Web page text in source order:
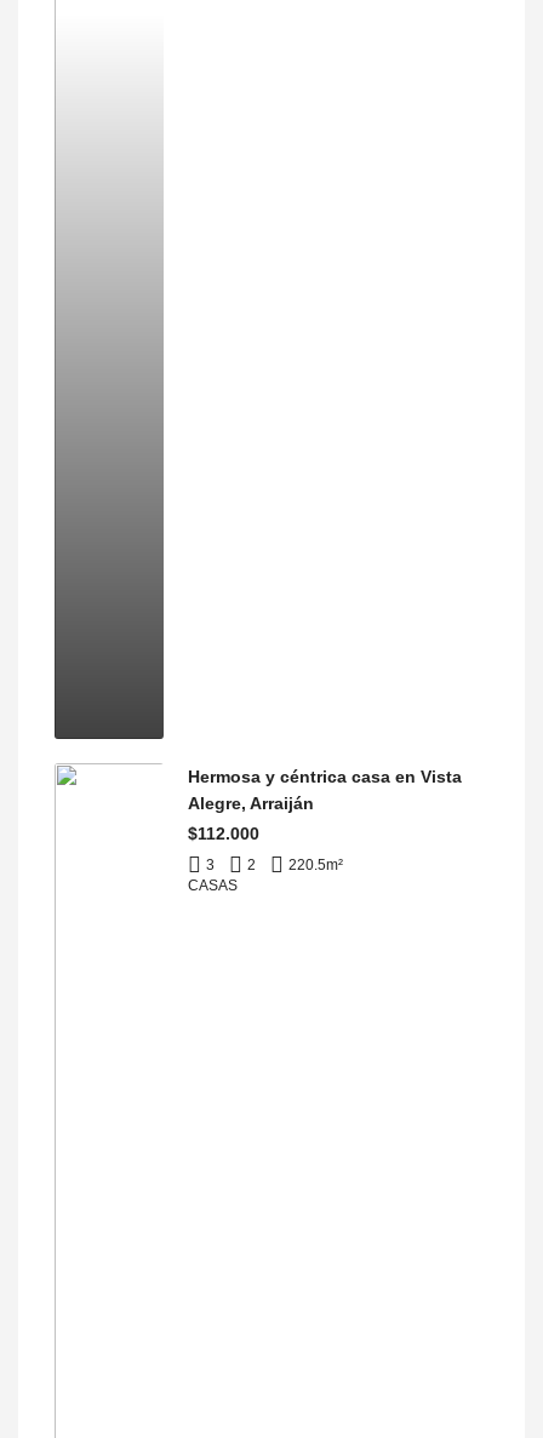
Hermosa y céntrica casa en Vista
Alegre, Arraiján
$112.000
3 2 220.5m²
CASAS